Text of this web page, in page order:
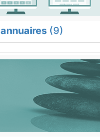
annuaires (9)